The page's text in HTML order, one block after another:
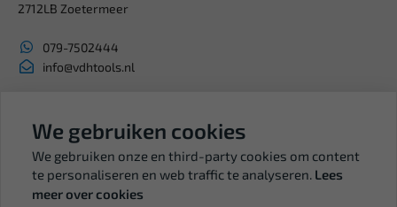
2712LB Zoetermeer
079-7502444
info@vdhtools.nl
BTW: NL819958657B01
We gebruiken cookies
We gebruiken onze en third-party cookies om content
te personaliseren en web traffic te analyseren. Lees
meer over cookies